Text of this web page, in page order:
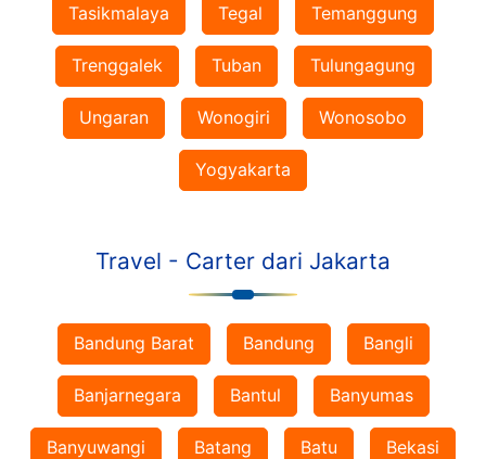
Tasikmalaya Tegal Temanggung
Trenggalek Tuban Tulungagung
Ungaran Wonogiri Wonosobo
Yogyakarta
Travel - Carter dari Jakarta
Bandung Barat Bandung Bangli
Banjarnegara Bantul Banyumas
Banyuwangi Batang Batu Bekasi